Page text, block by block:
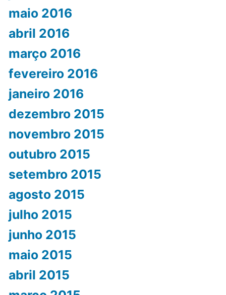
maio 2016
abril 2016
março 2016
fevereiro 2016
janeiro 2016
dezembro 2015
novembro 2015
outubro 2015
setembro 2015
agosto 2015
julho 2015
junho 2015
maio 2015
abril 2015